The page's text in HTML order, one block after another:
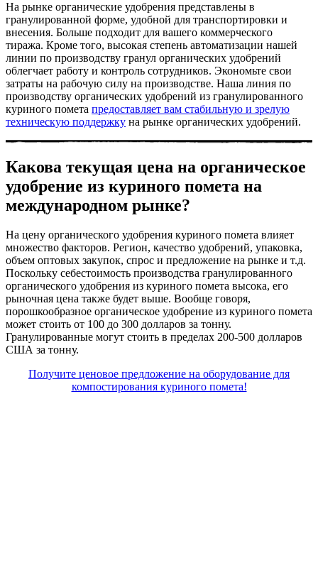
На рынке органические удобрения представлены в
гранулированной форме, удобной для транспортировки и
внесения. Больше подходит для вашего коммерческого
тиража. Кроме того, высокая степень автоматизации нашей
линии по производству гранул органических удобрений
облегчает работу и контроль сотрудников. Экономьте свои
затраты на рабочую силу на производстве. Наша линия по
производству органических удобрений из гранулированного
куриного помета предоставляет вам стабильную и зрелую
техническую поддержку на рынке органических удобрений.
Какова текущая цена на органическое
удобрение из куриного помета на
международном рынке?
На цену органического удобрения куриного помета влияет
множество факторов. Регион, качество удобрений, упаковка,
объем оптовых закупок, спрос и предложение на рынке и т.д.
Поскольку себестоимость производства гранулированного
органического удобрения из куриного помета высока, его
рыночная цена также будет выше. Вообще говоря,
порошкообразное органическое удобрение из куриного помета
может стоить от 100 до 300 долларов за тонну.
Гранулированные могут стоить в пределах 200-500 долларов
США за тонну.
Получите ценовое предложение на оборудование для
компостирования куриного помета!